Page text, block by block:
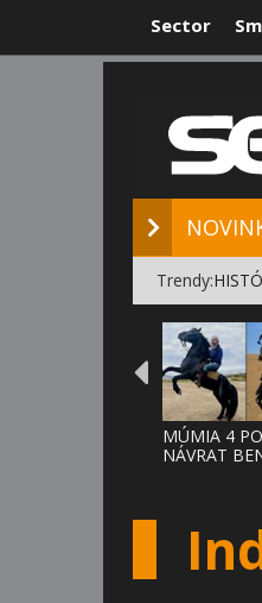
Sector
Trendy:
MÚMIA 4
NÁVRAT